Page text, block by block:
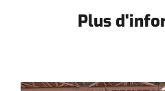
Plus